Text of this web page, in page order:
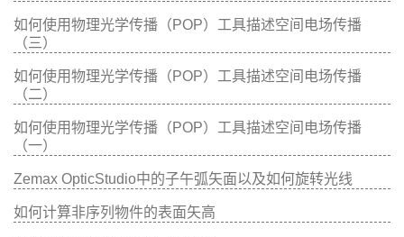
如何使用物理光学传播（POP）工具描述空间电场传播
（三）
如何使用物理光学传播（POP）工具描述空间电场传播
（二）
如何使用物理光学传播（POP）工具描述空间电场传播
（一）
Zemax OpticStudio中的子午弧矢面以及如何旋转光线
如何计算非序列物件的表面矢高